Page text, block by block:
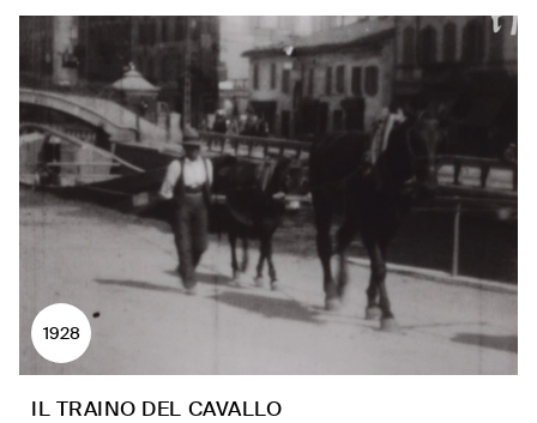
1928
IL TRAINO DEL CAVALLO